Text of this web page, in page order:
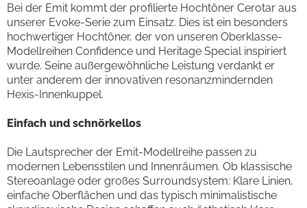
Bei der Emit kommt der profilierte Hochtöner Cerotar aus
unserer Evoke-Serie zum Einsatz. Dies ist ein besonders
hochwertiger Hochtöner, der von unseren Oberklasse-
Modellreihen Confidence und Heritage Special inspiriert
wurde. Seine außergewöhnliche Leistung verdankt er
unter anderem der innovativen resonanzmindernden
Hexis-Innenkuppel.
Einfach und schnörkellos
Die Lautsprecher der Emit-Modellreihe passen zu
modernen Lebensstilen und Innenräumen. Ob klassische
Stereoanlage oder großes Surroundsystem: Klare Linien,
einfache Oberflächen und das typisch minimalistische